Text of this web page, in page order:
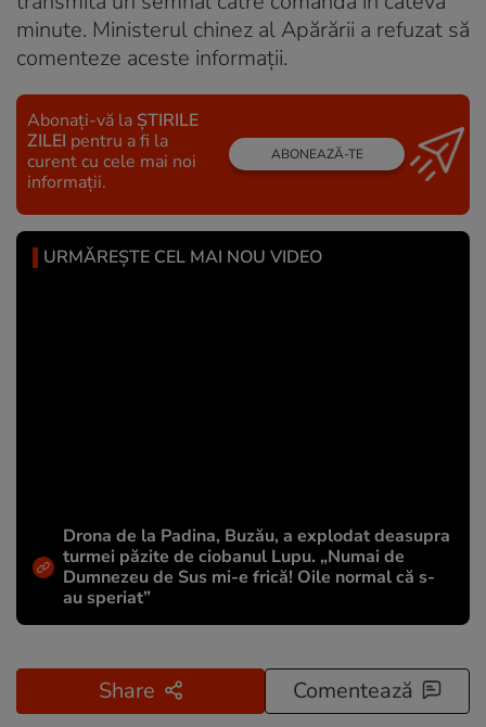
minute. Ministerul chinez al Apărării a refuzat să
comenteze aceste informații.
Abonați-vă la ȘTIRILE
ZILEI pentru a fi la
curent cu cele mai noi
informații.
ABONEAZĂ-TE
URMĂREȘTE CEL MAI NOU VIDEO
Drona de la Padina, Buzău, a explodat deasupra
turmei păzite de ciobanul Lupu. „Numai de
Dumnezeu de Sus mi-e frică! Oile normal că s-
au speriat”
Share Comentează